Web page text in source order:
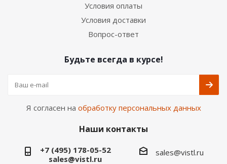
Условия оплаты
Условия доставки
Вопрос-ответ
Будьте всегда в курсе!
Я согласен на обработку персональных данных
Наши контакты
+7 (495) 178-05-52
sales@vistl.ru
sales@vistl.ru